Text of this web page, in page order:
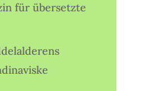
für übersetzte